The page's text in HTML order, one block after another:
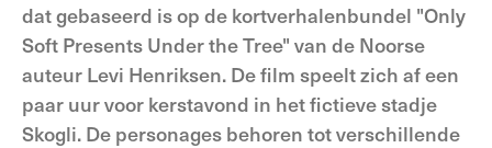
dat gebaseerd is op de kortverhalenbundel "Only
Soft Presents Under the Tree" van de Noorse
auteur Levi Henriksen. De film speelt zich af een
paar uur voor kerstavond in het fictieve stadje
Skogli. De personages behoren tot verschillende